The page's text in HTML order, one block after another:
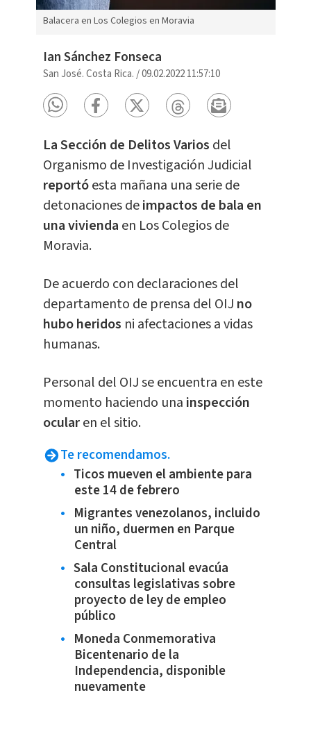
Balacera en Los Colegios en Moravia
Ian Sánchez Fonseca
San José. Costa Rica. /09.02.2022 11:57:10
La Sección de Delitos Varios del
Organismo de Investigación Judicial
reportóesta mañana una serie de
detonaciones deimpactos de bala en
una vivienda en Los Colegios de
Moravia.
De acuerdo con declaraciones del
departamento de prensa del OIJ no
hubo heridos ni afectaciones a vidas
humanas.
Personal del OIJ se encuentra en este
momento haciendo una inspección
ocularen el sitio.
Te recomendamos.
Ticos mueven el ambiente para
este 14 de febrero
Migrantes venezolanos, incluido
un niño, duermen en Parque
Central
Sala Constitucional evacúa
consultas legislativas sobre
proyecto de ley de empleo
público
Moneda Conmemorativa
Bicentenario de la
Independencia, disponible
nuevamente